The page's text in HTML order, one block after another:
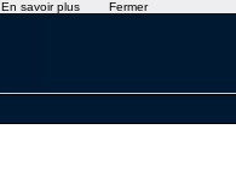
En savoir plus Fermer